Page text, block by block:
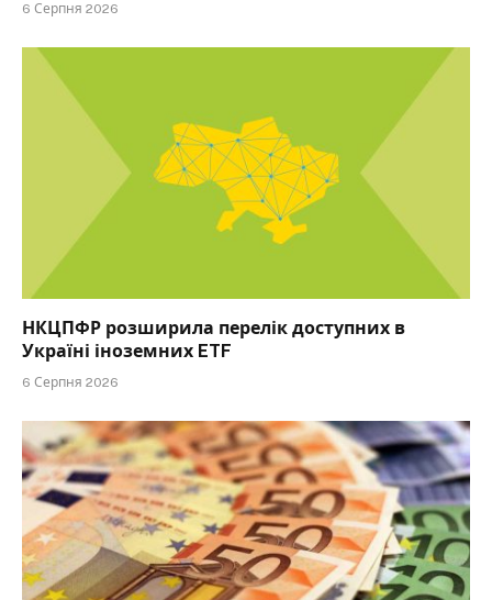
6 Серпня 2026
НКЦПФР розширила перелік доступних в
Україні іноземних ETF
6 Серпня 2026